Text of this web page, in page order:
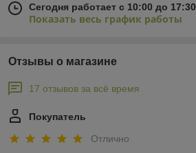
Сегодня работает с 10:00 до 17:30
Показать весь график работы
Отзывы о магазине
17 отзывов за всё время
Покупатель
Отлично